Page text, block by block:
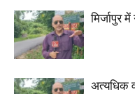
मिर्जापुर
अत्यधिक